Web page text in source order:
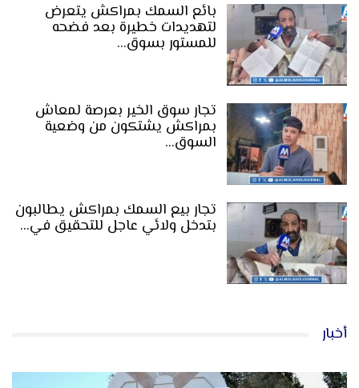
بائع السمك بمراكش يتعرض
لتهديدات خطيرة بعد فضحه
للمستور بسوق…
تجار سوق الخير بعرصة لمعاش
بمراكش يشتكون من وضعية
السوق…
تجار بيع السمك بمراكش يطالبون
بتدخل ولائي عاجل للتحقيق في…
أخبار